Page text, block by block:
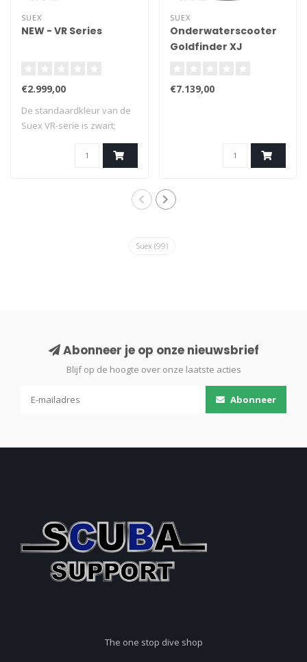
SUEX
NEW - VR Series
€2.999,00
De standaardkleur van de
Suex VR-serie is zwart;
SUEX
Onderwaterscooter
Goldfinder XJ
€7.139,00
Suex (99)
Abonneer je op onze nieuwsbrief
Blijf op de hoogte over onze laatste acties
Abonneer
The one stop dive shop